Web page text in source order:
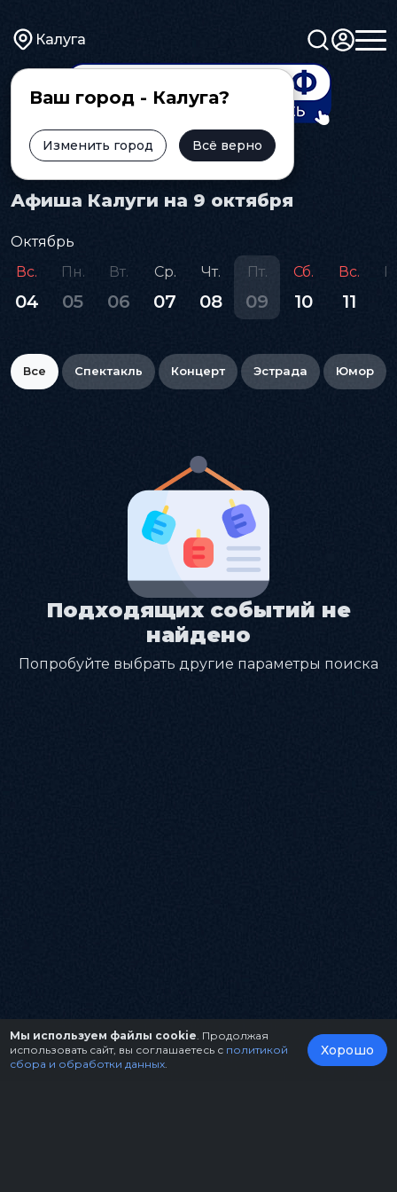
Калуга
Ваш город - Калуга?
Изменить город Всё верно
Главная Афиша
Афиша Калуги на 9 октября
Октябрь
Вс.
04
Пн.
05
Вт.
06
Ср.
07
Чт.
08
Пт.
09
Сб.
10
Вс.
11
Все Спектакль Концерт Эстрада Юмор
Подходящих событий не
найдено
Попробуйте выбрать другие параметры поиска
Мы используем файлы cookie . Продолжая
использовать сайт, вы соглашаетесь с политикой
сбора и обработки данных
Хорошо